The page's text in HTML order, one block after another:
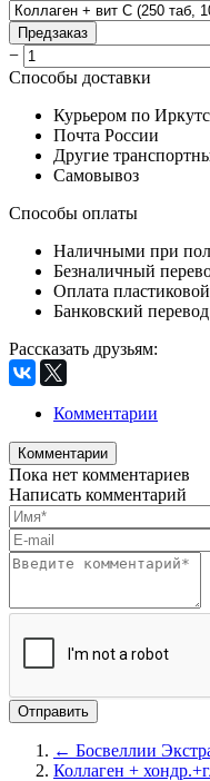
Предзаказ
−
Способы доставки
Курьером по
Почта России
Другие
Самовывоз
Способы оплаты
Наличными при
Безналичный
Оплата
Банковский перевод
Рассказать друзьям:
Комментарии
Комментарии
Пока нет комментариев
Написать комментарий
← Босвеллии
Коллаген +